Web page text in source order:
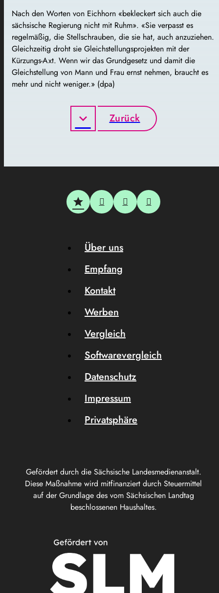
Nach den Worten von Eichhorn «bekleckert sich auch die
sächsische Regierung nicht mit Ruhm». «Sie verpasst es
regelmäßig, die Stellschrauben, die sie hat, auch anzuziehen.
Gleichzeitig droht sie Gleichstellungsprojekten mit der
Kürzungs-Axt. Wenn wir das Grundgesetz und damit die
Gleichstellung von Mann und Frau ernst nehmen, braucht es
mehr und nicht weniger.» (dpa)
Zurück
Gefördert durch die Sächsische Landesmedienanstalt.
Diese Maßnahme wird mitfinanziert durch Steuermittel
auf der Grundlage des vom Sächsischen Landtag
beschlossenen Haushaltes.
Über uns
Empfang
Kontakt
Werben
Vergleich
Softwarevergleich
Datenschutz
Impressum
Privatsphäre